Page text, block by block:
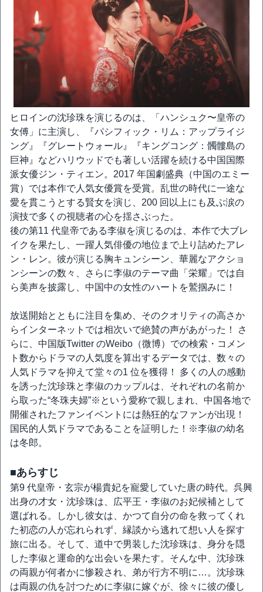
ヒロインの沈珍珠を演じるのは、「ハンシュク〜皇帝の
女傅」に主演し、『パシフィック・リム：アップライジ
ング』『グレートウォール』『キングコング：髑髏島の
巨神』などハリウッドでも著しい活躍を続ける中国国際
派女優ジン・ティエン。2017 年国劇盛典（中国のエミー
賞）では本作で人気女優賞を受賞。乱世の時代に一途な
愛を貫こうとする賢女を演じ、200 回以上にも及ぶ涙の
演技で多くの視聴者の心を揺さぶった。
後の第11 代皇帝である李俶を演じるのは、本作で大ブレ
イクを果たし、一躍人気俳優の地位まで上り詰めたアレ
ン・レン。彼が演じる胸キュンシーン、華麗なアクショ
ンシーンの数々、さらに李俶のテーマ曲「栄耀」では自
ら美声を披露し、中国中の女性のハートを鷲掴みに！
放送開始とともに注目を集め、そのクオリティの高さか
らインターネットでは相次いで絶賛の声があがった！ さ
らに、中国版Twitter のWeibo（微博）での検索・コメン
ト数からドラマの人気度を算出するデータでは、数々の
人気ドラマを抑えて堂々の1 位を獲得！ 多くの人の感動
を誘った沈珍珠と李俶のカップルは、それぞれの名前か
ら取った“冬珠夫婦”※という愛称で親しまれ、中国各地で
開催されたファンイベントには熱狂的なファンが出現！
国民的人気ドラマであることを証明した！※李俶の幼名
は冬郎。
■あらすじ
第9 代皇帝・玄宗が楊貴妃を寵愛していた唐の時代。呉興
出身の才女・沈珍珠は、広平王・李俶のお妃候補として
選ばれる。しかし彼女は、かつて自分の命を救ってくれ
た初恋の人が忘れられず、縁談から逃れて想い人を探す
旅に出る。そして、道中で男装した沈珍珠は、身分を隠
した李俶と運命的な出会いを果たす。そんな中、沈珍珠
の両親が何者かに惨殺され、弟が行方不明に…。沈珍珠
は両親の仇を討つために李俶に嫁ぐが、徐々に彼の優し